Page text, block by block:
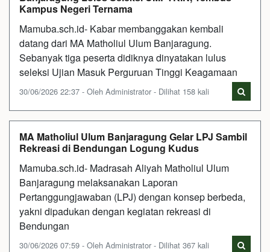
Kampus Negeri Ternama
Mamuba.sch.id- Kabar membanggakan kembali
datang dari MA Matholiul Ulum Banjaragung.
Sebanyak tiga peserta didiknya dinyatakan lulus
seleksi Ujian Masuk Perguruan Tinggi Keagamaan
30/06/2026 22:37 - Oleh Administrator - Dilihat 158 kali
MA Matholiul Ulum Banjaragung Gelar LPJ Sambil
Rekreasi di Bendungan Logung Kudus
Mamuba.sch.id- Madrasah Aliyah Matholiul Ulum
Banjaragung melaksanakan Laporan
Pertanggungjawaban (LPJ) dengan konsep berbeda,
yakni dipadukan dengan kegiatan rekreasi di
Bendungan
30/06/2026 07:59 - Oleh Administrator - Dilihat 367 kali